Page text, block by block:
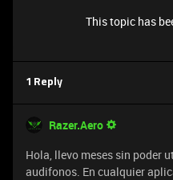
This topic has
1 Reply
Razer.Aero
Hola, llevo meses sin poder
audifonos. En cualquier